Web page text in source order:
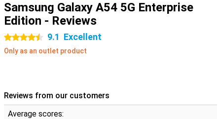
Samsung Galaxy A54 5G Enterprise
Edition - Reviews
4.5 stars 9.1 Excellent
Only as an outlet product
Reviews from our customers
Average scores: